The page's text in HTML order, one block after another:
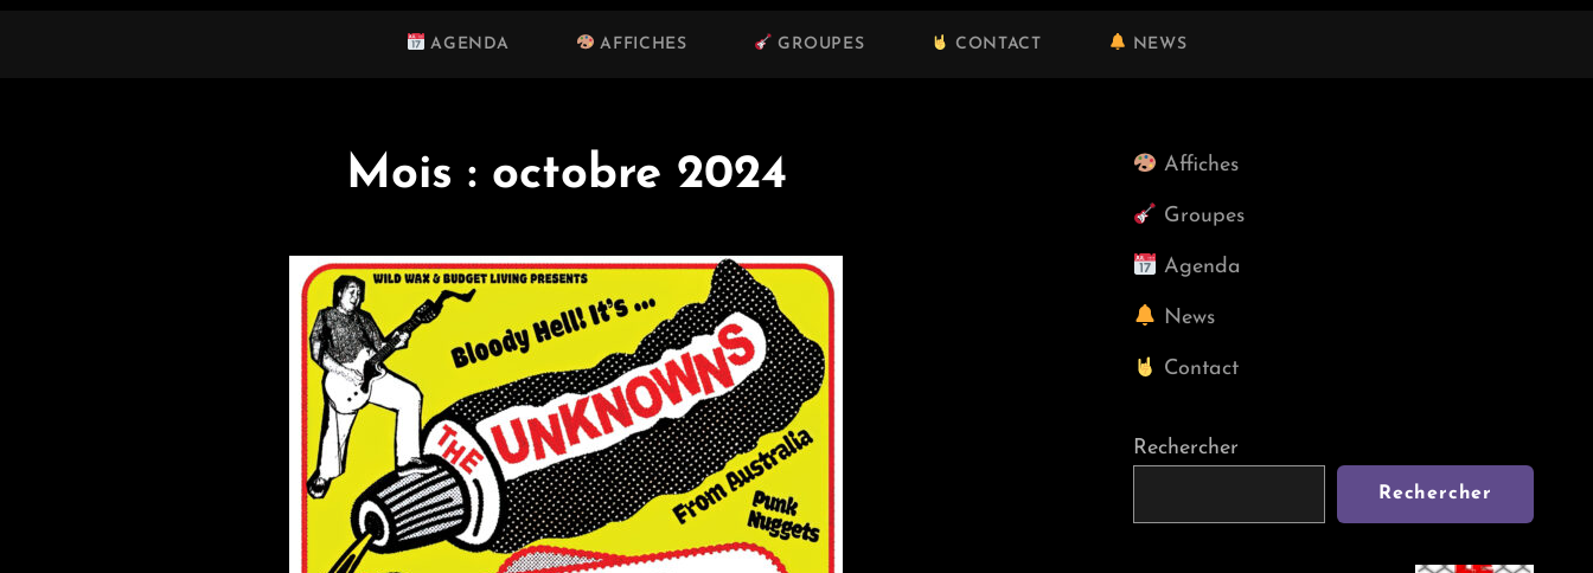
AGENDA AFFICHES GROUPES CONTACT NEWS
Mois : octobre 2024 Affiches
Groupes
Agenda
News
Contact
Rechercher
Rechercher